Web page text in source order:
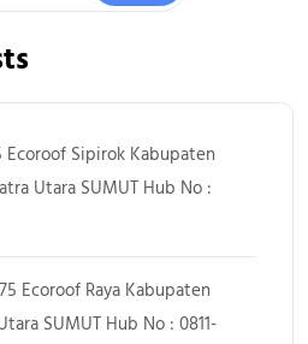
Sipirok Kabupaten
Utara SUMUT Hub No :
Ecoroof Raya Kabupaten
SUMUT Hub No : 0811-